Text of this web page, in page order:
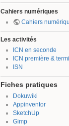
Cahiers numériques
Cahiers
Les activités
ICN en seconde
ICN première &
ISN
Fiches pratiques
Dokuwiki
Appinventor
SketchUp
Gimp